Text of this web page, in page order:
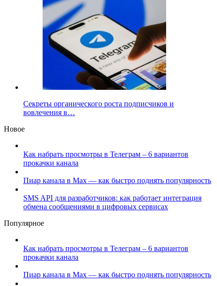
Секреты органического роста подписчиков и
вовлечения в…
Новое
Как набрать просмотры в Телеграм – 6 вариантов
прокачки канала
Пиар канала в Max — как быстро поднять популярность
SMS API для разработчиков: как работает интеграция
обмена сообщениями в цифровых сервисах
Популярное
Как набрать просмотры в Телеграм – 6 вариантов
прокачки канала
Пиар канала в Max — как быстро поднять популярность